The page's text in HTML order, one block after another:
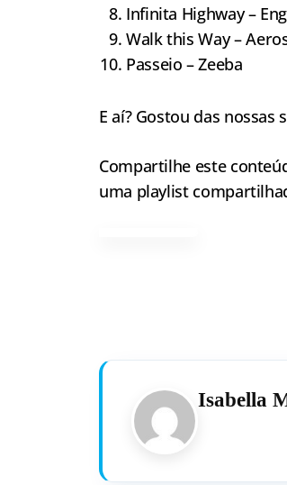
Infinita Highway –
Walk this Way –
Passeio – Zeeba
E aí? Gostou das
Compartilhe este
uma playlist
Isabella